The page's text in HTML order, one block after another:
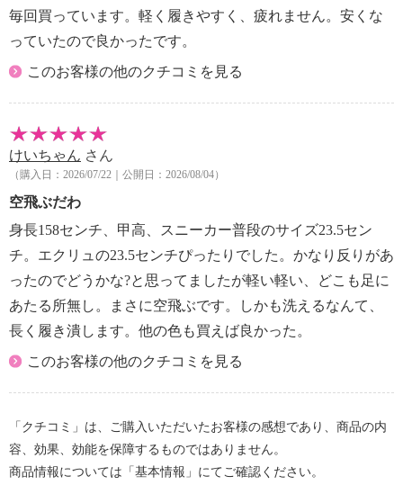
毎回買っています。軽く履きやすく、疲れません。安くな
っていたので良かったです。
このお客様の他のクチコミを見る
けいちゃん さん
（購入日：2026/07/22｜公開日：2026/08/04）
空飛ぶだわ
身長158センチ、甲高、スニーカー普段のサイズ23.5セン
チ。エクリュの23.5センチぴったりでした。かなり反りがあ
ったのでどうかな?と思ってましたが軽い軽い、どこも足に
あたる所無し。まさに空飛ぶです。しかも洗えるなんて、
長く履き潰します。他の色も買えば良かった。
このお客様の他のクチコミを見る
「クチコミ」は、ご購入いただいたお客様の感想であり、商品の内
容、効果、効能を保障するものではありません。
商品情報については「基本情報」にてご確認ください。